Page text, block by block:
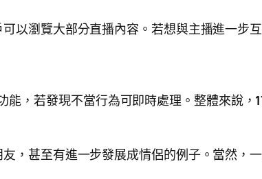
以瀏覽大部分直播內容。若想與主播進一步
，若發現不當行為可即時處理。整體來說，
，甚至有進一步發展成情侶的例子。當然，